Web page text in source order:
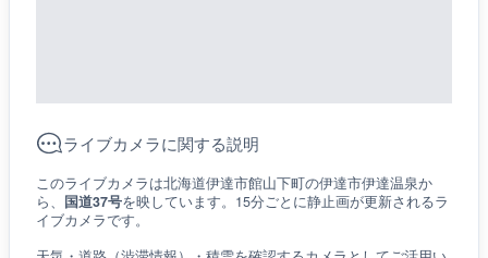
ライブカメラに関する説明
このライブカメラは北海道伊達市館山下町の伊達市伊達温泉か
ら、 国道37号を映しています。15分ごとに静止画が更新されるラ
イブカメラです。